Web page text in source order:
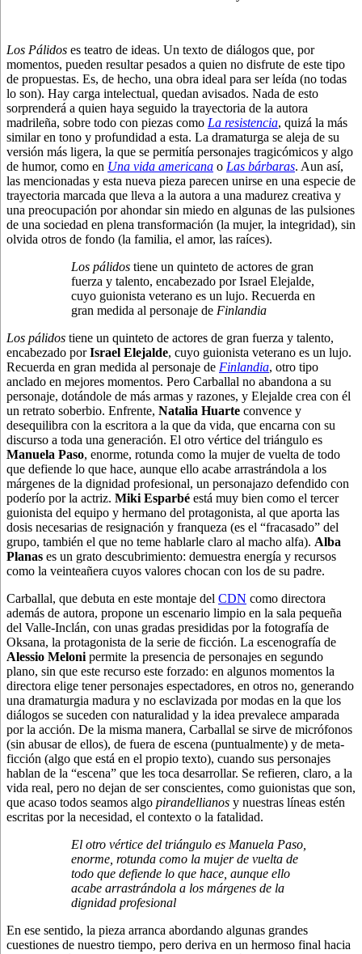
Los Pálidos es teatro de ideas. Un texto de diálogos que, por
momentos, pueden resultar pesados a quien no disfrute de este tipo
de propuestas. Es, de hecho, una obra ideal para ser leída (no todas
lo son). Hay carga intelectual, quedan avisados. Nada de esto
sorprenderá a quien haya seguido la trayectoria de la autora
madrileña, sobre todo con piezas como La resistencia, quizá la más
similar en tono y profundidad a esta. La dramaturga se aleja de su
versión más ligera, la que se permitía personajes tragicómicos y algo
de humor, como en Una vida americana o Las bárbaras. Aun así,
las mencionadas y esta nueva pieza parecen unirse en una especie de
trayectoria marcada que lleva a la autora a una madurez creativa y
una preocupación por ahondar sin miedo en algunas de las pulsiones
de una sociedad en plena transformación (la mujer, la integridad), sin
olvida otros de fondo (la familia, el amor, las raíces).
Los pálidos tiene un quinteto de actores de gran
fuerza y talento, encabezado por Israel Elejalde,
cuyo guionista veterano es un lujo. Recuerda en
gran medida al personaje de Finlandia
Los pálidos tiene un quinteto de actores de gran fuerza y talento,
encabezado porIsrael Elejalde, cuyo guionista veterano es un lujo.
Recuerda en gran medida al personaje de Finlandia, otro tipo
anclado en mejores momentos. Pero Carballal no abandona a su
personaje, dotándole de más armas y razones, y Elejalde crea con él
un retrato soberbio. Enfrente, Natalia Huarte convence y
desequilibra con la escritora a la que da vida, que encarna con su
discurso a toda una generación. El otro vértice del triángulo es
Manuela Paso, enorme, rotunda como la mujer de vuelta de todo
que defiende lo que hace, aunque ello acabe arrastrándola a los
márgenes de la dignidad profesional, un personajazo defendido con
poderío por la actriz. Miki Esparbé está muy bien como el tercer
guionista del equipo y hermano del protagonista, al que aporta las
dosis necesarias de resignación y franqueza (es el “fracasado” del
grupo, también el que no teme hablarle claro al macho alfa). Alba
Planas es un grato descubrimiento: demuestra energía y recursos
como la veinteañera cuyos valores chocan con los de su padre.
Carballal, que debuta en este montaje del CDN como directora
además de autora, propone un escenario limpio en la sala pequeña
del Valle-Inclán, con unas gradas presididas por la fotografía de
Oksana, la protagonista de la serie de ficción. La escenografía de
Alessio Melonipermite la presencia de personajes en segundo
plano, sin que este recurso este forzado: en algunos momentos la
directora elige tener personajes espectadores, en otros no, generando
una dramaturgia madura y no esclavizada por modas en la que los
diálogos se suceden con naturalidad y la idea prevalece amparada
por la acción. De la misma manera, Carballal se sirve de micrófonos
(sin abusar de ellos), de fuera de escena (puntualmente) y de meta-
ficción (algo que está en el propio texto), cuando sus personajes
hablan de la “escena” que les toca desarrollar. Se refieren, claro, a la
vida real, pero no dejan de ser conscientes, como guionistas que son,
que acaso todos seamos algo pirandellianos y nuestras líneas estén
escritas por la necesidad, el contexto o la fatalidad.
El otro vértice del triángulo es Manuela Paso,
enorme, rotunda como la mujer de vuelta de
todo que defiende lo que hace, aunque ello
acabe arrastrándola a los márgenes de la
dignidad profesional
En ese sentido, la pieza arranca abordando algunas grandes
cuestiones de nuestro tiempo, pero deriva en un hermoso final hacia